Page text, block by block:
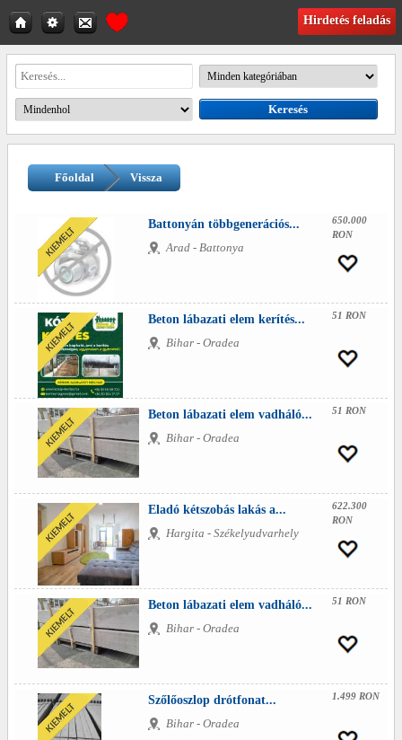
Hirdetés feladás
Főoldal Vissza
Battonyán többgenerációs...
Arad - Battonya
650.000
RON
Beton lábazati elem kerítés...
Bihar - Oradea
51 RON
Beton lábazati elem vadháló...
Bihar - Oradea
51 RON
Eladó kétszobás lakás a...
Hargita - Székelyudvarhely
622.300
RON
Beton lábazati elem vadháló...
Bihar - Oradea
51 RON
Szőlőoszlop drótfonat...
Bihar - Oradea
1.499 RON